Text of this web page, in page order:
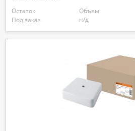
Остаток
Под заказ
Объем
н/д